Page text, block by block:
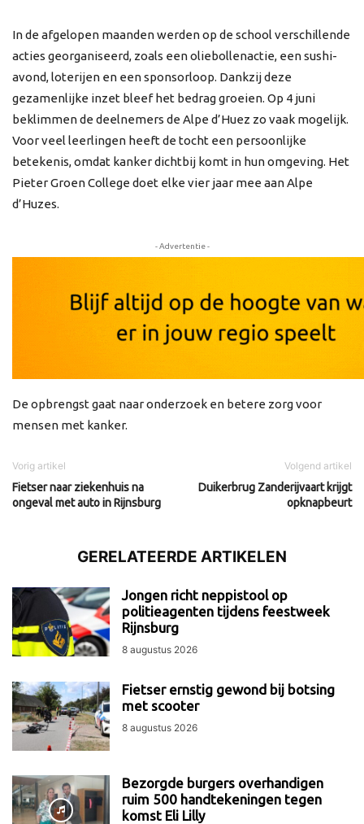
In de afgelopen maanden werden op de school verschillende
acties georganiseerd, zoals een oliebollenactie, een sushi-
avond, loterijen en een sponsorloop. Dankzij deze
gezamenlijke inzet bleef het bedrag groeien. Op 4 juni
beklimmen de deelnemers de Alpe d’Huez zo vaak mogelijk.
Voor veel leerlingen heeft de tocht een persoonlijke
betekenis, omdat kanker dichtbij komt in hun omgeving. Het
Pieter Groen College doet elke vier jaar mee aan Alpe
d’Huzes.
- Advertentie -
De opbrengst gaat naar onderzoek en betere zorg voor
mensen met kanker.
Vorig artikel
Fietser naar ziekenhuis na
ongeval met auto in Rijnsburg
Volgend artikel
Duikerbrug Zanderijvaart krijgt
opknapbeurt
GERELATEERDE ARTIKELEN
Jongen richt neppistool op
politieagenten tijdens feestweek
Rijnsburg
8 augustus 2026
Fietser ernstig gewond bij botsing
met scooter
8 augustus 2026
Bezorgde burgers overhandigen
ruim 500 handtekeningen tegen
komst Eli Lilly